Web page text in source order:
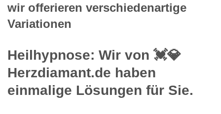
wir offerieren verschiedenartige
Variationen
Heilhypnose: Wir von 💓️💎
Herzdiamant.de haben
einmalige Lösungen für Sie.